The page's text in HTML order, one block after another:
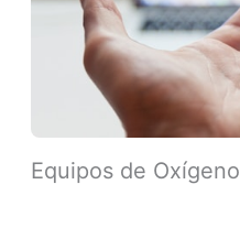
Equipos de Oxígeno